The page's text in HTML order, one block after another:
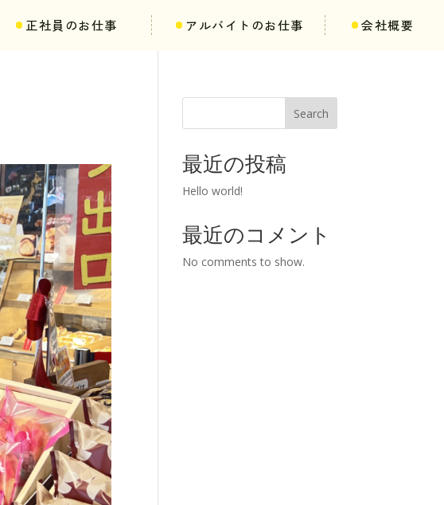
正社員のお仕事 アルバイトのお仕事 会社概要
Search
最近の投稿
Hello world!
最近のコメント
No comments to show.